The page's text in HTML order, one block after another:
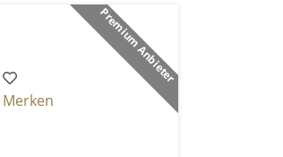
Premium Anbieter
Merken